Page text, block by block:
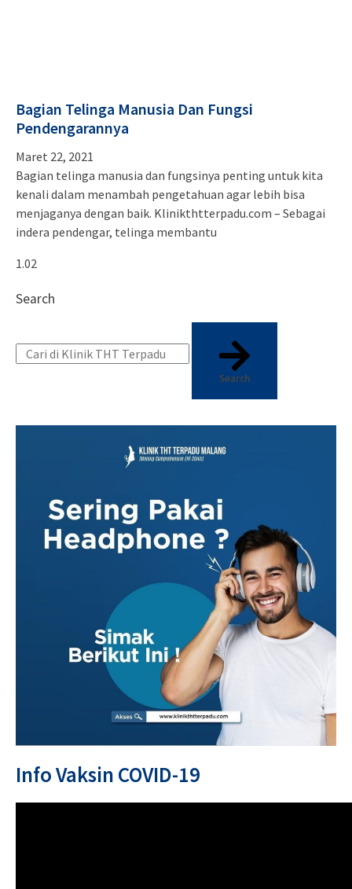
Bagian Telinga Manusia Dan Fungsi
Pendengarannya
Maret 22, 2021
Bagian telinga manusia dan fungsinya penting untuk kita
kenali dalam menambah pengetahuan agar lebih bisa
menjaganya dengan baik. Klinikthtterpadu.com – Sebagai
indera pendengar, telinga membantu
Search
Search
Info Vaksin COVID-19